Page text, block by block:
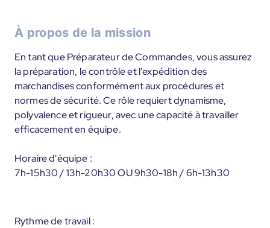
À propos de la mission
En tant que Préparateur de Commandes, vous assurez
la préparation, le contrôle et l'expédition des
marchandises conformément aux procédures et
normes de sécurité. Ce rôle requiert dynamisme,
polyvalence et rigueur, avec une capacité à travailler
efficacement en équipe.
Horaire d'équipe :
7h-15h30 / 13h-20h30 OU 9h30-18h / 6h-13h30
Rythme de travail :